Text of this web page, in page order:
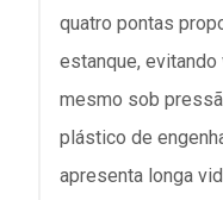
quatro pontas
estanque,
mesmo sob
plástico de
apresenta longa